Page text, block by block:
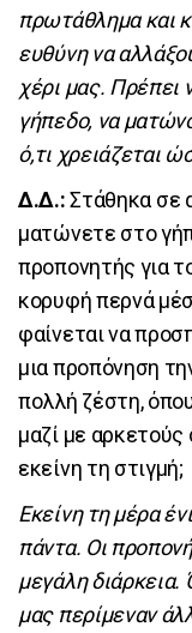
πρωτάθλημα και
ευθύνη να
χέρι μας. Πρέπει
γήπεδο, να
ό,τι χρειάζεται
Δ.Δ.:Στάθηκα σε
ματώνετε στο
προπονητής για
κορυφή περνά
φαίνεται να
μια προπόνηση
πολλή ζέστη,
μαζί με
εκείνη τη στιγμή;
Εκείνη τη μέρα
πάντα. Οι
μεγάλη διάρκεια.
μας περίμεναν